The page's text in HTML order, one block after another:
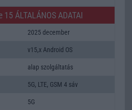
ÁLTALÁNOS ADATAI
2025 december
v15,x Android OS
alap szolgáltatás
5G, LTE, GSM 4 sáv
5G